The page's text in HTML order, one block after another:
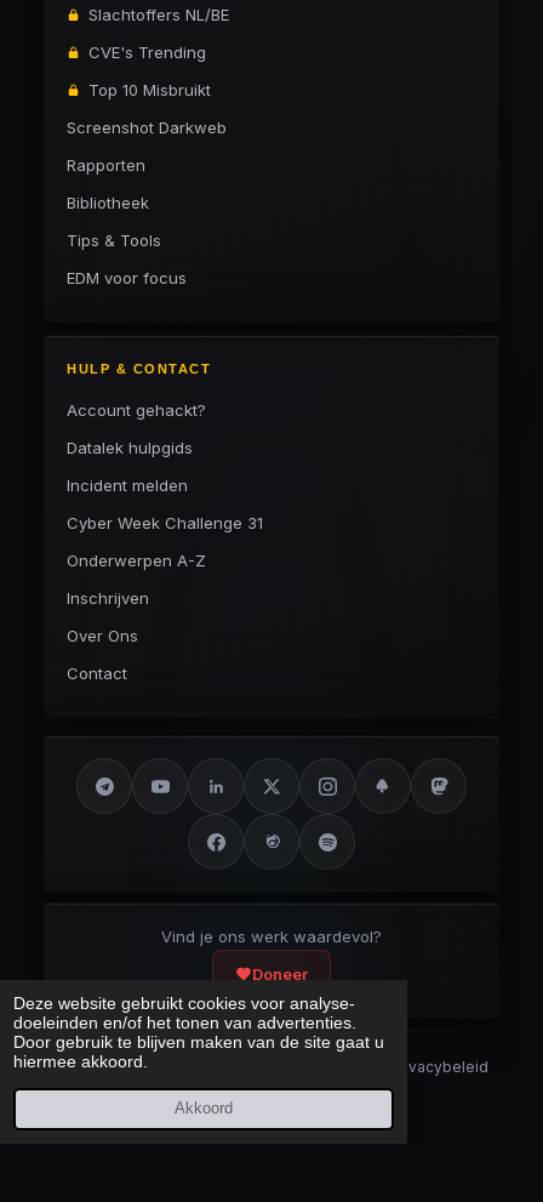
Deze website gebruikt cookies voor analyse-
doeleinden en/of het tonen van advertenties.
Door gebruik te blijven maken van de site gaat u
hiermee akkoord.
Akkoord
Slachtoffers NL/BE
CVE's Trending
Top 10 Misbruikt
Screenshot Darkweb
Rapporten
Bibliotheek
Tips & Tools
EDM voor focus
HULP & CONTACT
Account gehackt?
Datalek hulpgids
Incident melden
Cyber Week Challenge 31
Onderwerpen A-Z
Inschrijven
Over Ons
Contact
Vind je ons werk waardevol?
Doneer
Security Disclaimer
Privacybeleid
CookieverklaringSitemap
Laatst bijgewerkt: